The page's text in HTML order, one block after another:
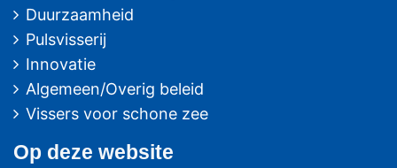
Duurzaamheid
Pulsvisserij
Innovatie
Algemeen/Overig beleid
Vissers voor schone zee
Op deze website